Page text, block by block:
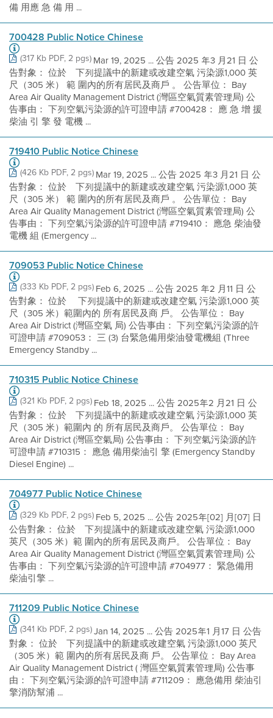
備 用應 急 備 用 ...
700428 Public Notice Chinese
(317 Kb PDF, 2 pgs)Mar 19, 2025 ... 公告 2025 年3 月21 日 公
告對象： 位於離下列提議中的新建或改建空氣 污染源1,000 英
尺（305 米） 範 圍內的所有居民及商戶 。 公告單位： Bay
Area Air Quality Management District (灣區空氣質素管理局) 公
告事由： 下列空氣污染源的許可證申請 #700428： 應 急 增 援
柴油 引 擎 發 電機 ...
719410 Public Notice Chinese
(426 Kb PDF, 2 pgs)Mar 19, 2025 ... 公告 2025 年3 月21 日 公
告對象： 位於離下列提議中的新建或改建空氣 污染源1,000 英
尺（305 米） 範 圍內的所有居民及商戶 。 公告單位： Bay
Area Air Quality Management District (灣區空氣質素管理局) 公
告事由： 下列空氣污染源的許可證申請 #719410： 應急 柴油發
電機 組 (Emergency ...
709053 Public Notice Chinese
(333 Kb PDF, 2 pgs)Feb 6, 2025 ... 公告 2025 年2 月11 日 公
告對象： 位於 離下列提議中的新建或改建空氣 污染源1,000 英
尺（305 米）範圍內的 所有居民及商 戶。 公告單位： Bay
Area Air District (灣區空氣 局) 公告事由： 下列空氣污染源的許
可證申請 #709053： 三 (3) 台緊急備用柴油發電機組 (Three
Emergency Standby ...
710315 Public Notice Chinese
(321 Kb PDF, 2 pgs)Feb 18, 2025 ... 公告 2025年2 月21 日 公
告對象： 位於離下列提議中的新建或改建空氣 污染源1,000 英
尺（305 米）範圍內 的 所有居民及商戶。 公告單位： Bay
Area Air District (灣區空氣局) 公告事由： 下列空氣污染源的許
可證申請 #710315： 應急 備用柴油引 擎 (Emergency Standby
Diesel Engine) ...
704977 Public Notice Chinese
(329 Kb PDF, 2 pgs)Feb 5, 2025 ... 公告 2025年[02] 月[07] 日
公告對象： 位於離下列提議中的新建或改建空氣 污染源1,000
英尺（305 米）範 圍內的所有居民及商戶。 公告單位： Bay
Area Air Quality Management District (灣區空氣質素管理局) 公
告事由： 下列空氣污染源的許可證申請 #704977： 緊急備用
柴油引擎 ...
711209 Public Notice Chinese
(341 Kb PDF, 2 pgs)Jan 14, 2025 ... 公告 2025年1 月17 日 公告
對象： 位於離下列提議中的新建或改建空氣 污染源1,000 英尺
（305 米）範 圍內的所有居民及商 戶。 公告單位： Bay Area
Air Quality Management District ( 灣區空氣質素管理局) 公告事
由： 下列空氣污染源的許可證申請 #711209： 應急備用 柴油引
擎消防幫浦 ...